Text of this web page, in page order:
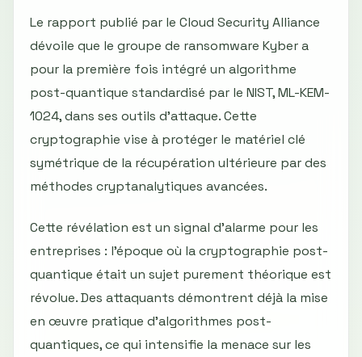
Le rapport publié par le Cloud Security Alliance
dévoile que le groupe de ransomware Kyber a
pour la première fois intégré un algorithme
post-quantique standardisé par le NIST, ML-KEM-
1024, dans ses outils d'attaque. Cette
cryptographie vise à protéger le matériel clé
symétrique de la récupération ultérieure par des
méthodes cryptanalytiques avancées.
Cette révélation est un signal d'alarme pour les
entreprises : l'époque où la cryptographie post-
quantique était un sujet purement théorique est
révolue. Des attaquants démontrent déjà la mise
en œuvre pratique d'algorithmes post-
quantiques, ce qui intensifie la menace sur les